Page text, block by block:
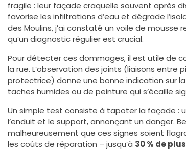
fragile : leur façade craquelle souvent après
favorise les infiltrations d’eau et dégrade
des Moulins, j’ai constaté un voile de
qu’un diagnostic régulier est crucial.
Pour détecter ces dommages, il est utile de
la rue. L’observation des joints (liaisons entre
protectrice) donne une bonne indication sur
taches humides ou de peinture qui s’écaille
Un simple test consiste à tapoter la façade :
l’enduit et le support, annonçant un danger.
malheureusement que ces signes soient
les coûts de réparation – jusqu’à 30 % de